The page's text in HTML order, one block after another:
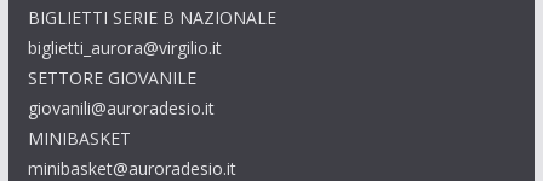
BIGLIETTI SERIE B NAZIONALE
biglietti_aurora@virgilio.it
SETTORE GIOVANILE
giovanili@auroradesio.it
MINIBASKET
minibasket@auroradesio.it